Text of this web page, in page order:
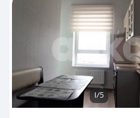
1/5